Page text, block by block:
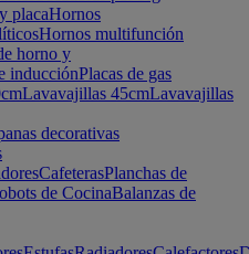
placaHornos
Hornos multifunción
horno y
inducciónPlacas de gas
Lavavajillas 45cmLavavajillas
decorativas
CafeterasPlanchas de
de CocinaBalanzas de